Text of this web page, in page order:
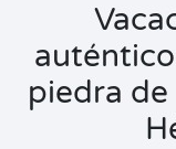
piedra de